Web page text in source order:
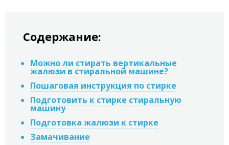
Содержание:
Можно ли стирать вертикальные
жалюзи в стиральной машине?
Пошаговая инструкция по стирке
Подготовить к стирке стиральную
машину
Подготовка жалюзи к стирке
Замачивание